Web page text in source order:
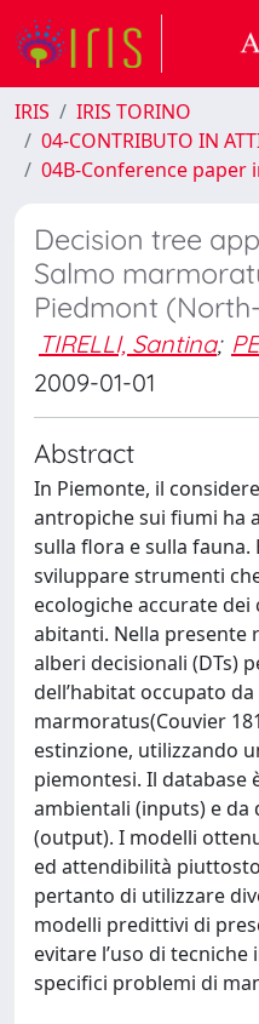
IRIS
IRIS TORINO
04-CONTRIBUTO IN
04B-Conference paper
Decision tree
Salmo
Piedmont
TIRELLI, Santina;
2009-01-01
Abstract
In Piemonte, il
antropiche sui fiumi ha
sulla flora e sulla fauna.
sviluppare strumenti
ecologiche accurate dei
abitanti. Nella presente
alberi decisionali (DTs)
dell’habitat occupato da
marmoratus(Couvier
estinzione, utilizzando
piemontesi. Il database
ambientali (inputs) e da
(output). I modelli
ed attendibilità
pertanto di utilizzare
modelli predittivi di
evitare l’uso di
specifici problemi di